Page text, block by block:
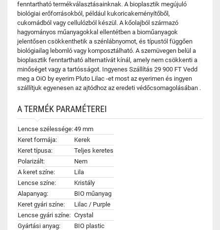
fenntartható termékválasztásainknak. A bioplasztik megújuló
biológiai erőforrásokból, például kukoricakeményítőből,
cukornádból vagy cellulózból készül. A kőolajból származó
hagyományos műanyagokkal ellentétben a bioműanyagok
jelentősen csökkenthetik a szénlábnyomot, és típustól függően
biológiailag lebomló vagy komposztálható. A szemüvegen belül a
bioplasztik fenntartható alternatívát kínál, amely nem csökkenti a
minőséget vagy a tartósságot. Ingyenes Szállítás 29 900 FT Vedd
meg a OiO by eyerim Pluto Lilac -et most az eyerimen és ingyen
szállítjuk egyenesen az ajtódhoz az eredeti védőcsomagolásában .
A TERMÉK PARAMÉTEREI
Lencse szélessége:49 mm
Keret formája:
Kerek
Keret típusa:
Teljes keretes
Polarizált:
Nem
A keret színe:
Lila
Lencse színe:
Kristály
Alapanyag:
BIO műanyag
Keret gyári színe:
Lilac / Purple
Lencse gyári színe: Crystal
Gyártási anyag:
BIO plastic